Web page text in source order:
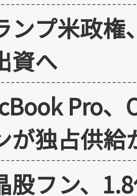
ンプ米政
資へ
Pro
が独占供給
股フン、